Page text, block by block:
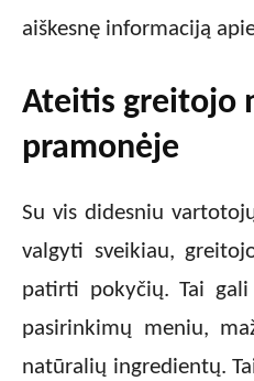
aiškesnę informaciją
Ateitis greitojo
pramonėje
Su vis didesniu
valgyti sveikiau,
patirti pokyčių. Tai
pasirinkimų meniu,
natūralių ingredientų.